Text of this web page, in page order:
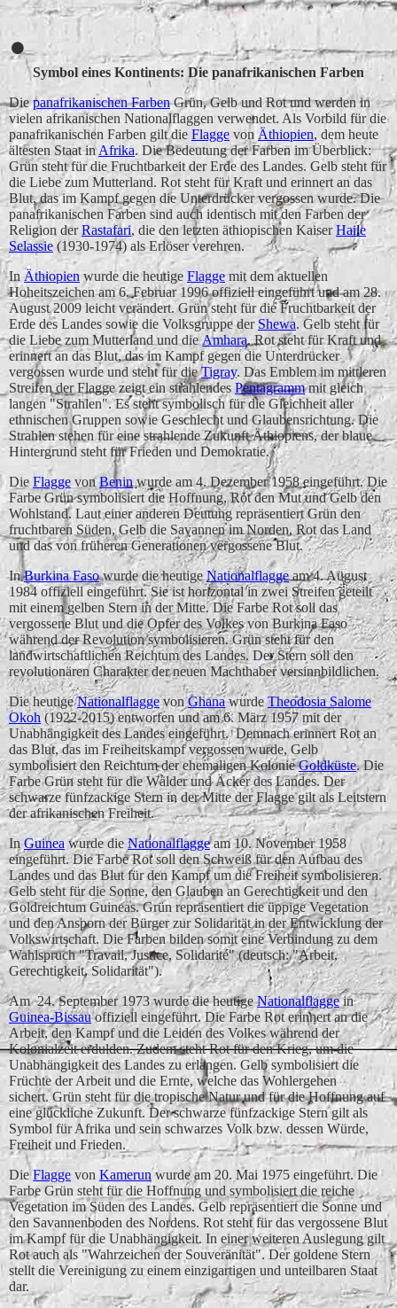
Flags of the World (FOTW)
Symbol eines Kontinents: Die panafrikanischen Farben
Diepanafrikanischen FarbenGrün, Gelb und Rot und werden in
vielen afrikanischen Nationalflaggen verwendet. Als Vorbild für die
panafrikanischen Farben gilt die Flagge vonÄthiopien, dem heute
ältesten Staat inAfrika. Die Bedeutung der Farben im Überblick:
Grün steht für die Fruchtbarkeit der Erde des Landes. Gelb steht für
die Liebe zum Mutterland. Rot steht für Kraft und erinnert an das
Blut, das im Kampf gegen die Unterdrücker vergossen wurde. Die
panafrikanischen Farben sind auch identisch mit den Farben der
Religion derRastafari, die den letzten äthiopischen KaiserHaile
Selassie(1930-1974) als Erlöser verehren.
In Äthiopien wurde die heutige Flaggemit dem aktuellen
Hoheitszeichen am 6. Februar 1996 offiziell eingeführt und am 28.
August 2009 leicht verändert. Grün steht für die Fruchtbarkeit der
Erde des Landes sowie die Volksgruppe der Shewa. Gelb steht für
die Liebe zum Mutterland und dieAmhara. Rot steht für Kraft und
erinnert an das Blut, das im Kampf gegen die Unterdrücker
vergossen wurde und steht für dieTigray. Das Emblem im mittleren
Streifen der Flagge zeigt ein strahlendes Pentagrammmit gleich
langen "Strahlen". Es steht symbolisch für die Gleichheit aller
ethnischen Gruppen sowie Geschlecht und Glaubensrichtung. Die
Strahlen stehen für eine strahlende Zukunft Äthiopiens, der blaue
Hintergrund steht für Frieden und Demokratie.
Die FlaggevonBeninwurde am 4. Dezember 1958 eingeführt. Die
Farbe Grün symbolisiert die Hoffnung, Rot den Mut und Gelb den
Wohlstand. Laut einer anderen Deutung repräsentiert Grün den
fruchtbaren Süden, Gelb die Savannen im Norden, Rot das Land
und das von früheren Generationen vergossene Blut.
InBurkina Fasowurde die heutigeNationalflaggeam 4. August
1984 offiziell eingeführt. Sie ist horizontal in zwei Streifen geteilt
mit einem gelben Stern in der Mitte. Die Farbe Rot soll das
vergossene Blut und die Opfer des Volkes von Burkina Faso
während der Revolution symbolisieren. Grün steht für den
landwirtschaftlichen Reichtum des Landes. Der Stern soll den
revolutionären Charakter der neuen Machthaber versinnbildlichen.
Die heutigeNationalflaggevonGhanawurde Theodosia Salome
Okoh (1922-2015) entworfen und am 6. März 1957 mit der
Unabhängigkeit des Landes eingeführt.Demnach erinnert Rot an
das Blut, das im Freiheitskampf vergossen wurde, Gelb
symbolisiert den Reichtum der ehemaligen KolonieGoldküste. Die
Farbe Grün steht für die Wälder und Äcker des Landes. Der
schwarze fünfzackige Stern in der Mitte der Flagge gilt als Leitstern
der afrikanischen Freiheit.
InGuinea wurde dieNationalflaggeam 10. November 1958
eingeführt. Die Farbe Rot soll den Schweiß für den Aufbau des
Landes und das Blut für den Kampf um die Freiheit symbolisieren.
Gelb steht für die Sonne, den Glauben an Gerechtigkeit und den
Goldreichtum Guineas. Grün repräsentiert die üppige Vegetation
und den Ansporn der Bürger zur Solidarität in der Entwicklung der
Volkswirtschaft. Die Farben bilden somit eine Verbindung zu dem
Wahlspruch "Travail, Justice, Solidarité" (deutsch: "Arbeit,
Gerechtigkeit, Solidarität").
Am 24. September 1973 wurde die heutigeNationalflaggein
Guinea-Bissauoffiziell eingeführt. Die Farbe Rot erinnert an die
Arbeit, den Kampf und die Leiden des Volkes während der
Kolonialzeit erdulden. Zudem steht Rot für den Krieg, um die
Unabhängigkeit des Landes zu erlangen. Gelb symbolisiert die
Früchte der Arbeit und die Ernte, welche das Wohlergehen
sichert. Grün steht für die tropische Natur und für die Hoffnung auf
eine glückliche Zukunft. Der schwarze fünfzackige Stern gilt als
Symbol für Afrika und sein schwarzes Volk bzw. dessen Würde,
Freiheit und Frieden.
DieFlagge von Kamerunwurde am 20. Mai 1975 eingeführt. Die
Farbe Grün steht für die Hoffnung und symbolisiert die reiche
Vegetation im Süden des Landes. Gelb repräsentiert die Sonne und
den Savannenboden des Nordens. Rot steht für das vergossene Blut
im Kampf für die Unabhängigkeit. In einer weiteren Auslegung gilt
Rot auch als "Wahrzeichen der Souveränität". Der goldene Stern
stellt die Vereinigung zu einem einzigartigen und unteilbaren Staat
dar.